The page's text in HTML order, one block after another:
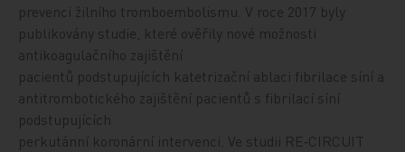
prevenci žilního tromboembolismu. V roce 2017 byly
publikovány studie, které ověřily nové možnosti
antikoagulačního zajištění
pacientů podstupujících katetrizační ablaci fibrilace síní a
antitrombotického zajištění pacientů s fibrilací síní
podstupujících
perkutánní koronární intervenci. Ve studii RE‑CIRCUIT